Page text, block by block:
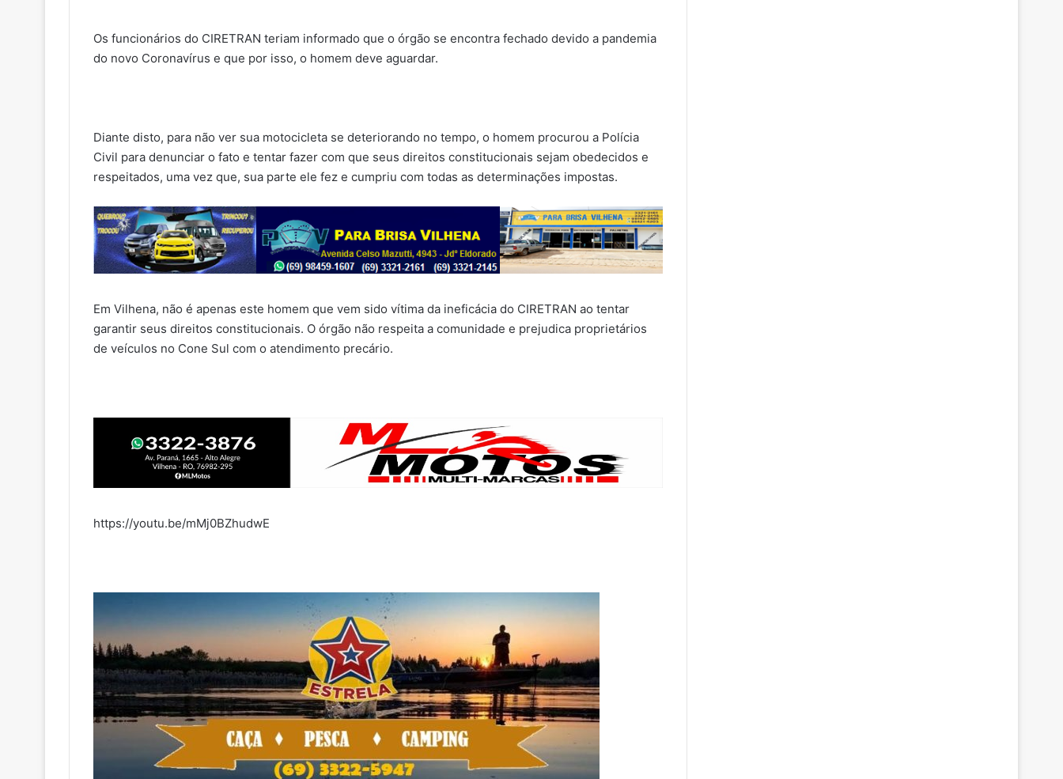
Os funcionários do CIRETRAN teriam informado que o órgão se encontra fechado devido a pandemia
do novo Coronavírus e que por isso, o homem deve aguardar.
Diante disto, para não ver sua motocicleta se deteriorando no tempo, o homem procurou a Polícia
Civil para denunciar o fato e tentar fazer com que seus direitos constitucionais sejam obedecidos e
respeitados, uma vez que, sua parte ele fez e cumpriu com todas as determinações impostas.
Em Vilhena, não é apenas este homem que vem sido vítima da ineficácia do CIRETRAN ao tentar
garantir seus direitos constitucionais. O órgão não respeita a comunidade e prejudica proprietários
de veículos no Cone Sul com o atendimento precário.
https://youtu.be/mMj0BZhudwE